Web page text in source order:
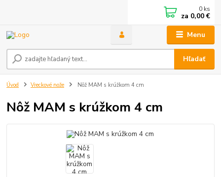
Menu
Hľadať
0 ks
za 0,00 €
Úvod Vreckové nože Nôž MAM s krúžkom 4 cm
Nôž MAM s krúžkom 4 cm